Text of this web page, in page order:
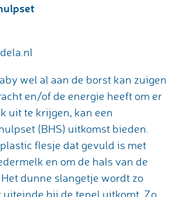
wel al aan de borst kan zuigen
en/of de energie heeft om er
uit te krijgen, kan een
(BHS) uitkomst bieden.
flesje dat gevuld is met
en om de hals van de
dunne slangetje wordt zo
uiteinde bij de tepel uitkomt. Zo